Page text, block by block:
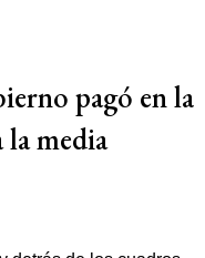
pagó en la
la media